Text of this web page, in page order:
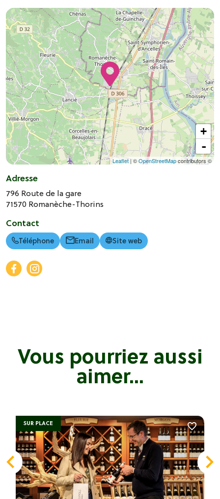
+
-
Leaflet| ©OpenStreetMapcontributors ©
Adresse
796 Route de la gare
71570 Romanèche-Thorins
Contact
Téléphone Email Site web
Vous pourriez aussi
aimer...
SUR PLACE